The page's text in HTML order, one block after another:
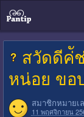
สวัดดีค่ั
หน่อย ข
สมาชิกหมายเ
11 พฤศจิกายน